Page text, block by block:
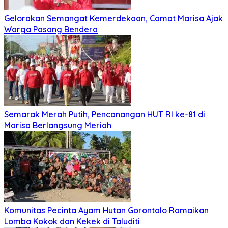
Gelorakan Semangat Kemerdekaan, Camat Marisa Ajak
Warga Pasang Bendera
Semarak Merah Putih, Pencanangan HUT RI ke-81 di
Marisa Berlangsung Meriah
Komunitas Pecinta Ayam Hutan Gorontalo Ramaikan
Lomba Kokok dan Kekek di Taluditi